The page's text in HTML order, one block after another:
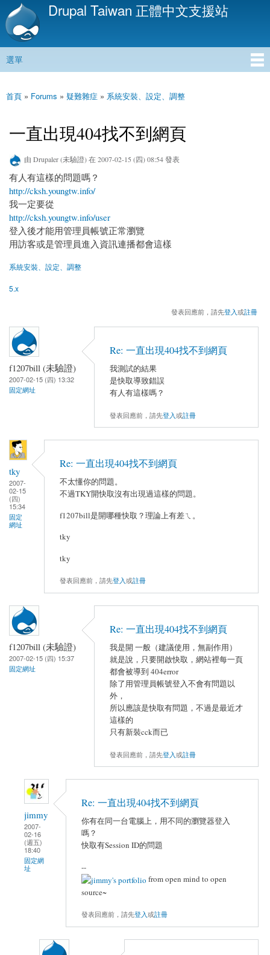
移
內
Drupal Taiwan 正體中文支援站
主選單
選單
您在這裡
首頁 » Forums » 疑難雜症 » 系統安裝、設定、調整
一直出現404找不到網頁
由 Drupaler (未驗證)在 2007-02-15 (四) 08:54 發表
有人有這樣的問題嗎？
http://cksh.youngtw.info/
我一定要從
http://cksh.youngtw.info/user
登入後才能用管理員帳號正常瀏覽
用訪客或是管理員進入資訊連播都會這樣
系統安裝、設定、調整
5.x
發表回應前，請先登入或註冊
f1207bill (未驗證)
2007-02-15 (四) 13:32
固定網址
Re: 一直出現404找不到網頁
我測試的結果
是快取導致錯誤
有人有這樣嗎？
發表回應前，請先登入或註冊
tky
2007-
02-15
(四)
15:34
固定
網址
Re: 一直出現404找不到網頁
不太懂你的問題。
不過TKY開快取沒有出現過這樣的問題。
f1207bill是開哪種快取？理論上有差ㄟ。
tky
tky
發表回應前，請先登入或註冊
f1207bill (未驗證)
2007-02-15 (四) 15:37
固定網址
Re: 一直出現404找不到網頁
我是開 一般（建議使用，無副作用）
就是說，只要開啟快取，網站裡每一頁
都會被導到 404error
除了用管理員帳號登入不會有問題以
外，
所以應該是快取有問題，不過是最近才
這樣的
只有新裝cck而已
發表回應前，請先登入或註冊
jimmy
2007-
02-16
(週五)
18:40
固定網
址
Re: 一直出現404找不到網頁
你有在同一台電腦上，用不同的瀏覽器登入
嗎？
快取有Session ID的問題
--
from open mind to open
source~
發表回應前，請先登入或註冊